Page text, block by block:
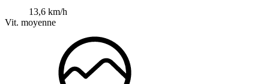
13,6 km/h
Vit. moyenne